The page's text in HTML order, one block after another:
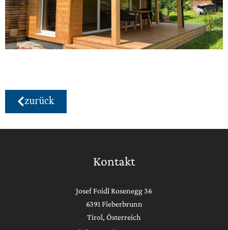
zurück
Kontakt
Josef Foidl Rosenegg 36
6391 Fieberbrunn
Tirol, Österreich